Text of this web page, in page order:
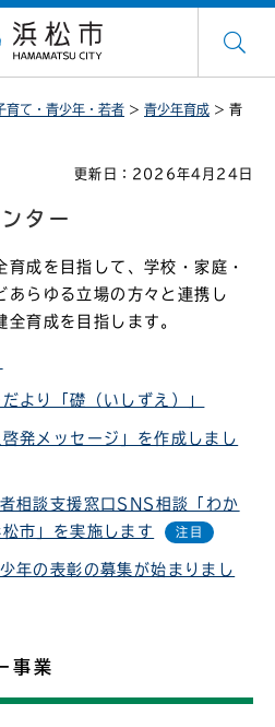
育て・青少年・若者 > 青少年育成 > 青
更新日：2026年4月24日
ター
育成を目指して、学校・家庭・
あらゆる立場の方々と連携し
育成を目指します。
より「礎（いしずえ）」
啓発メッセージ」を作成しまし
相談支援窓口SNS相談「わか
市」を実施します
年の表彰の募集が始まりまし
事業